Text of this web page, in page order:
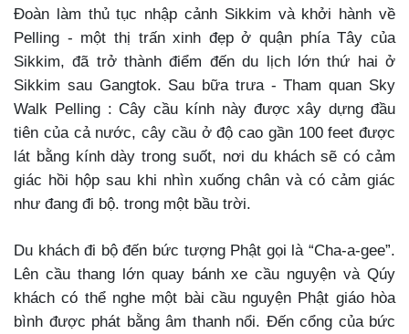
Đoàn làm thủ tục nhập cảnh Sikkim và khởi hành về
Pelling - một thị trấn xinh đẹp ở quận phía Tây của
Sikkim, đã trở thành điểm đến du lịch lớn thứ hai ở
Sikkim sau Gangtok. Sau bữa trưa - Tham quan Sky
Walk Pelling : Cây cầu kính này được xây dựng đầu
tiên của cả nước, cây cầu ở độ cao gần 100 feet được
lát bằng kính dày trong suốt, nơi du khách sẽ có cảm
giác hồi hộp sau khi nhìn xuống chân và có cảm giác
như đang đi bộ. trong một bầu trời.
Du khách đi bộ đến bức tượng Phật gọi là “Cha-a-gee”.
Lên cầu thang lớn quay bánh xe cầu nguyện và Qúy
khách có thể nghe một bài cầu nguyện Phật giáo hòa
bình được phát bằng âm thanh nổi. Đến cổng của bức